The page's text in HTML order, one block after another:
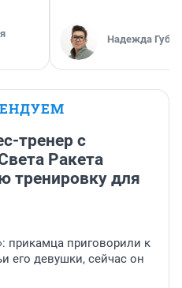
Надежда
тренер с
Ракета
тренировку для
прикамца приговорили к
его девушки, сейчас он